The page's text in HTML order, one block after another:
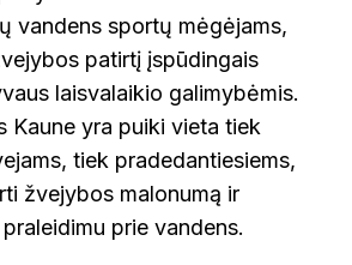
vandens sportų mėgėjams,
patirtį įspūdingais
laisvalaikio galimybėmis.
Kaune yra puiki vieta tiek
tiek pradedantiesiems,
žvejybos malonumą ir
prie vandens.